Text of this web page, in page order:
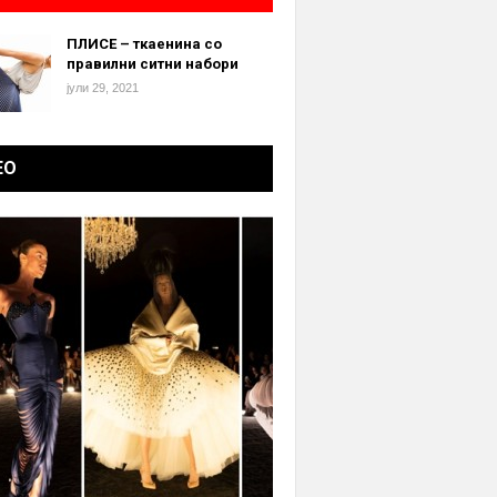
ПЛИСЕ – ткаенина со
правилни ситни набори
јули 29, 2021